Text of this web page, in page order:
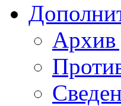
Архив